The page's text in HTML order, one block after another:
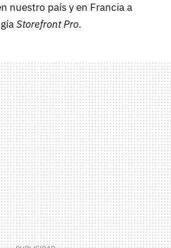
nuestro país y en Francia a
Storefront Pro.